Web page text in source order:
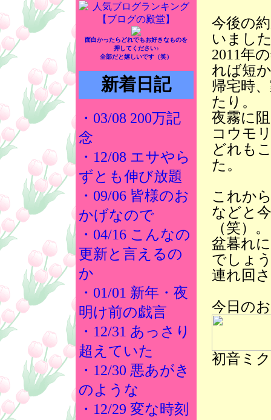
面白かったらどれでもお好きなものを
押してください♪
全部だと嬉しいです（笑）
新着日記
・03/08 200万記
念
・12/08 エサやら
ずとも伸び放題
・09/06 皆様のお
かげなので
・04/16 こんなの
更新と言えるの
か
・01/01 新年・夜
明け前の戯言
・12/31 あっさり
超えていた
・12/30 悪あがき
のような
・12/29 変な時刻
今後の
いまし
2011年
れば短
帰宅時
たり。
夜霧に
コウモ
どれも
た。
これか
などと
（笑）。
盆暮れ
でしょ
連れ回
今日の
初音ミ